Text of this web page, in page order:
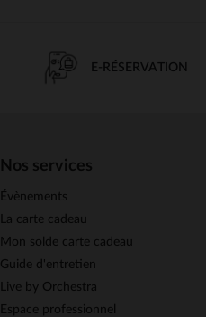
E-RÉSERVATION
Nos services
Évènements
La carte cadeau
Mon solde carte cadeau
Guide d'entretien
Live by Orchestra
Espace professionnel